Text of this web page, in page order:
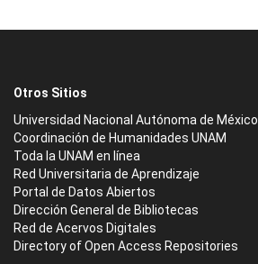
Otros Sitios
Universidad Nacional Autónoma de México
Coordinación de Humanidades UNAM
Toda la UNAM en línea
Red Universitaria de Aprendizaje
Portal de Datos Abiertos
Dirección General de Bibliotecas
Red de Acervos Digitales
Directory of Open Access Repositories